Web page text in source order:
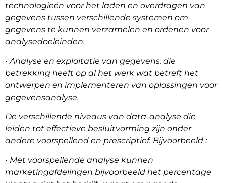
technologieën voor het laden en overdragen van
gegevens tussen verschillende systemen om
gegevens te kunnen verzamelen en ordenen voor
analysedoeleinden.
• Analyse en exploitatie van gegevens: die
betrekking heeft op al het werk wat betreft het
ontwerpen en implementeren van oplossingen voor
gegevensanalyse.
De verschillende niveaus van data-analyse die
leiden tot effectieve besluitvorming zijn onder
andere voorspellend en prescriptief. Bijvoorbeeld :
• Met voorspellende analyse kunnen
marketingafdelingen bijvoorbeeld het percentage